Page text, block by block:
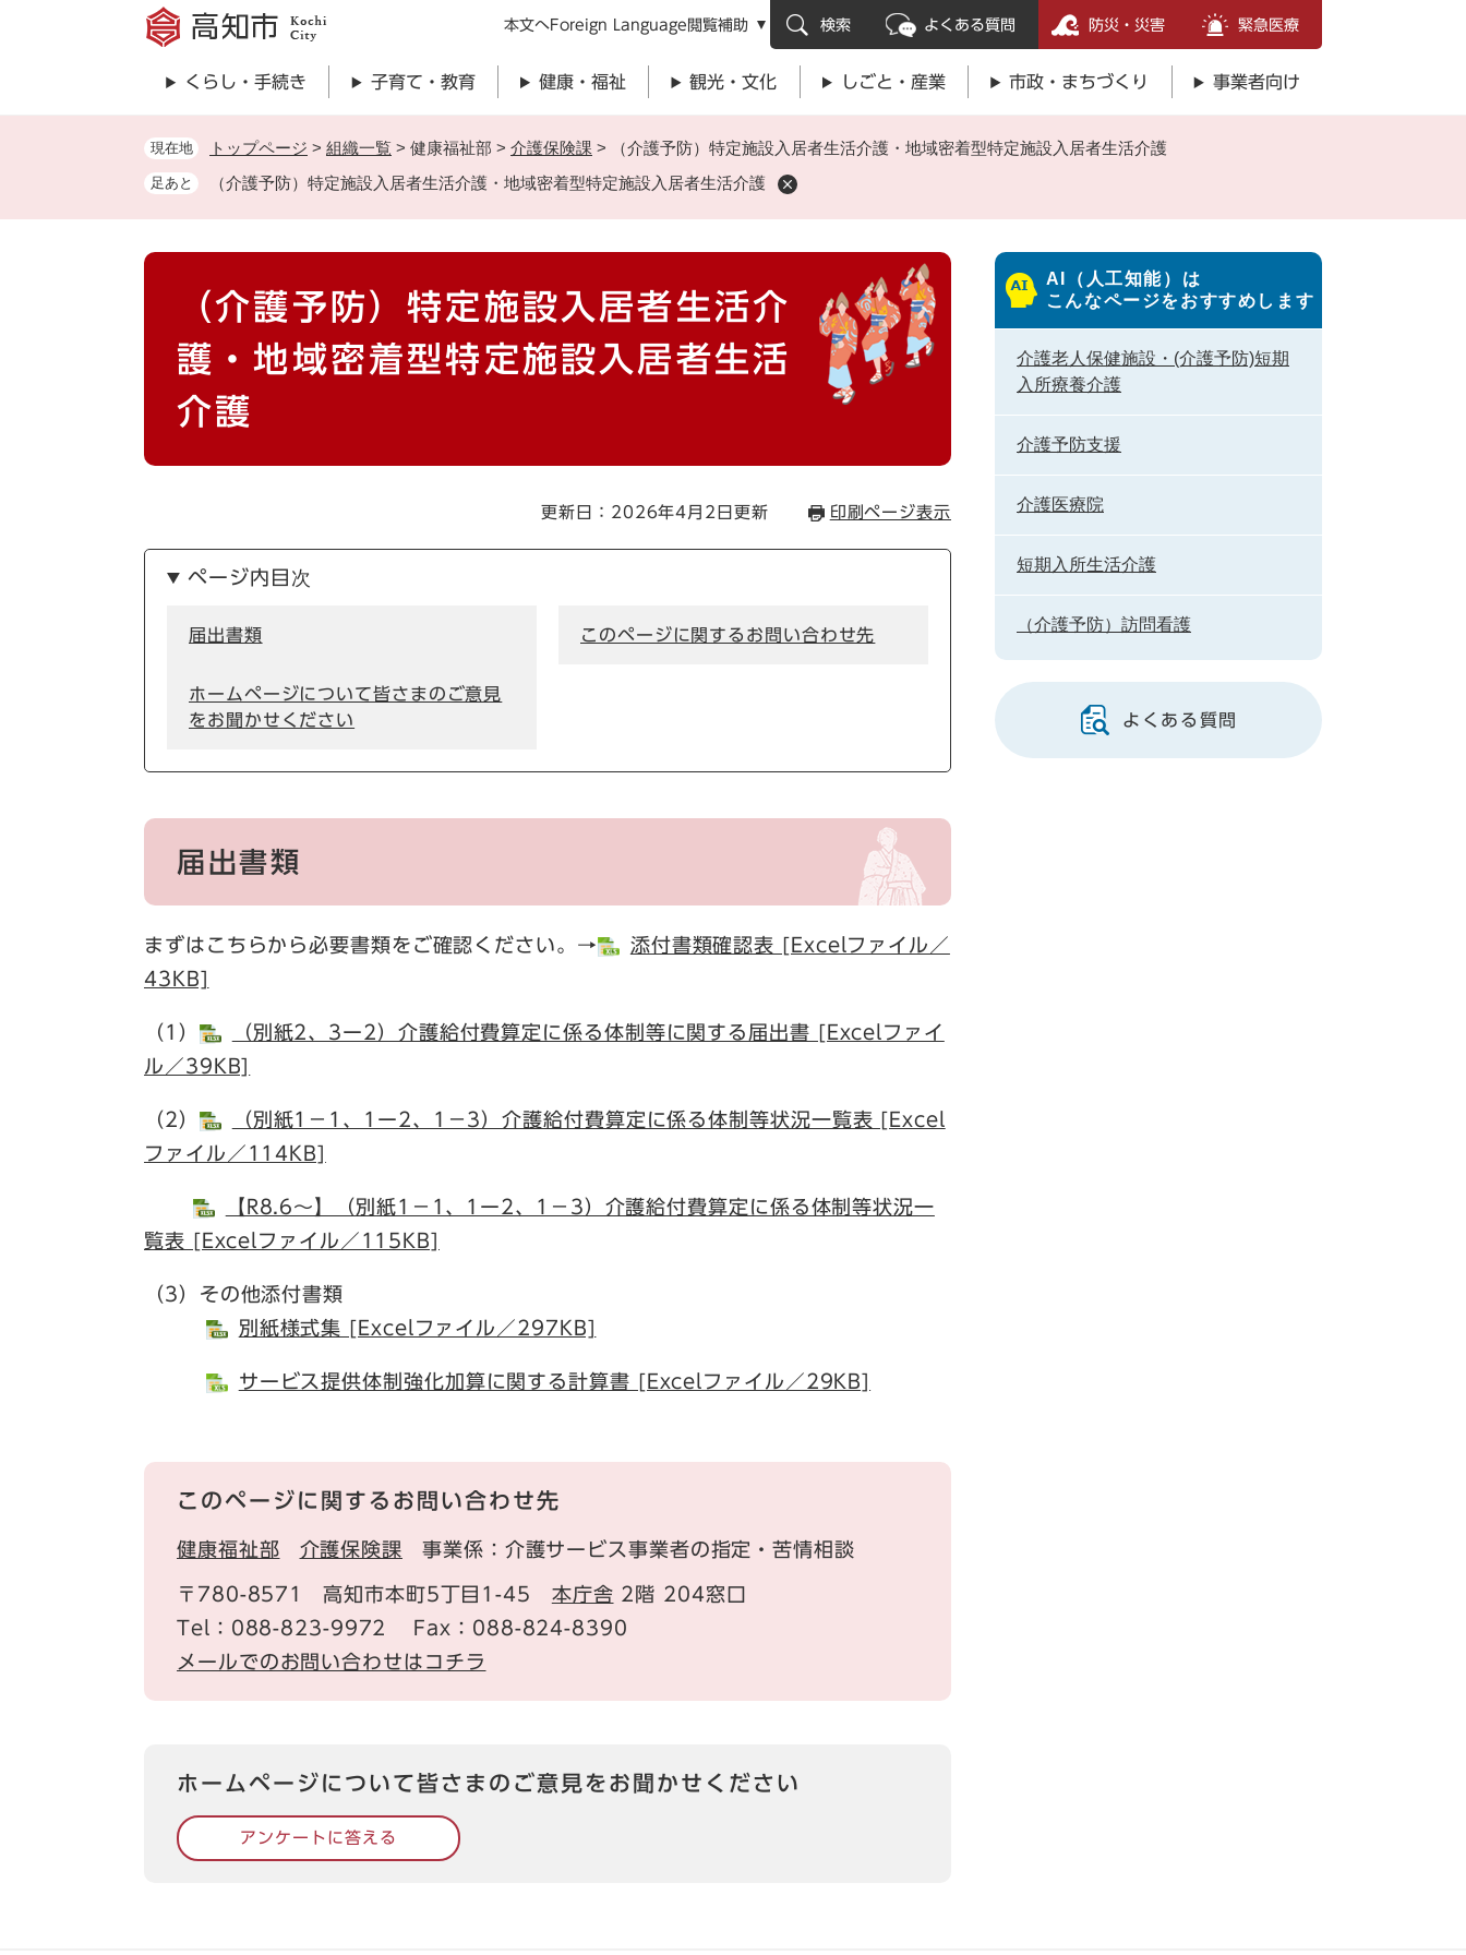
先
。
メニューを飛ばして本文へ
本文へForeign Language 閲覧補助 検索 よくある質問 防災・災害 緊急医療
くらし・手続き 子育て・教育 健康・福祉 観光・文化 しごと・産業 市政・まちづくり 事業者向け
現在地 トップページ > 組織一覧 > 健康福祉部 > 介護保険課 > （介護予防）特定施設入居者生活介護・地域密着型特定施設入居者生活介護
足あと （介護予防）特定施設入居者生活介護・地域密着型特定施設入居者生活介護
本
（介護予防）特定施設入居者生活介
護・地域密着型特定施設入居者生活
介護
更新日：2026年4月2日更新 印刷ページ表示
ページ内目次
届出書類 このページに関するお問い合わせ先
ホームページについて皆さまのご意見
をお聞かせください
届出書類
まずはこちらから必要書類をご確認ください。→
添付書類確認表 [Excelファイル／
43KB]
（1）
（別紙2、3ー2）介護給付費算定に係る体制等に関する届出書 [Excelファイ
ル／39KB]
（2）
（別紙1－1、1ー2、1－3）介護給付費算定に係る体制等状況一覧表 [Excel
ファイル／114KB]
【R8.6～】（別紙1－1、1ー2、1－3）介護給付費算定に係る体制等状況一
覧表 [Excelファイル／115KB]
（3）その他添付書類
別紙様式集 [Excelファイル／297KB]
サービス提供体制強化加算に関する計算書 [Excelファイル／29KB]
このページに関するお問い合わせ先
健康福祉部 介護保険課 事業係：介護サービス事業者の指定・苦情相談
〒780-8571 高知市本町5丁目1-45 本庁舎 2階 204窓口
Tel：088-823-9972
Fax：088-824-8390
メールでのお問い合わせはコチラ
ホームページについて皆さまのご意見をお聞かせください
アンケートに答える
AI（人工知能）は
こんなページをおすすめします
介護老人保健施設・(介護予防)短期
入所療養介護
介護予防支援
介護医療院
短期入所生活介護
（介護予防）訪問看護
よくある質問